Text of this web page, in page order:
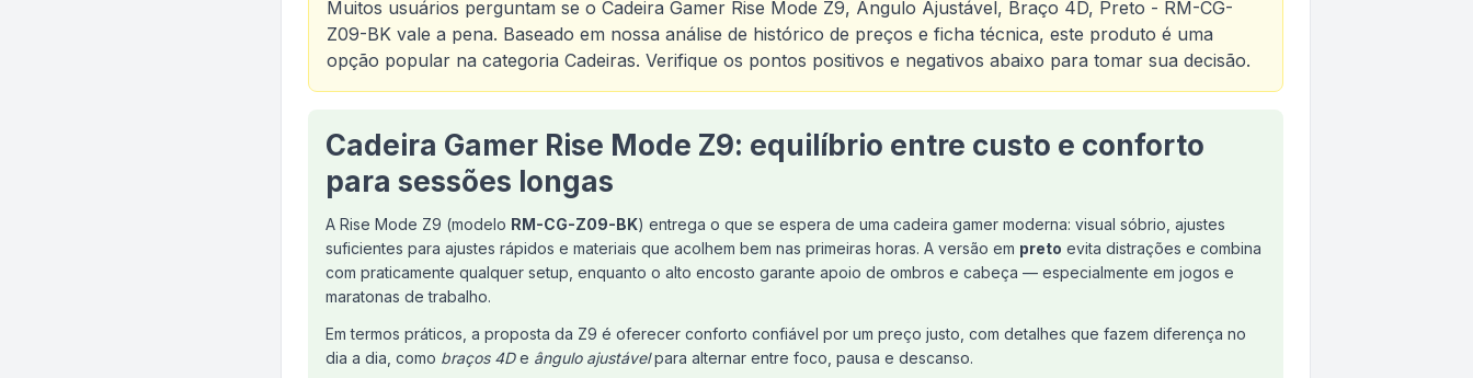
Muitos usuários perguntam se o Cadeira Gamer Rise Mode Z9, Ângulo Ajustável, Braço 4D, Preto - RM-CG-
Z09-BK vale a pena. Baseado em nossa análise de histórico de preços e ficha técnica, este produto é uma
opção popular na categoria Cadeiras. Verifique os pontos positivos e negativos abaixo para tomar sua decisão.
Análise do produtoCadeira Gamer Rise Mode Z9, Ângulo Ajustável, Braço 4D, Preto - RM-CG-Z09-BK
Cadeira Gamer Rise Mode Z9: equilíbrio entre custo e conforto
para sessões longas
A Rise Mode Z9 (modelo RM-CG-Z09-BK) entrega o que se espera de uma cadeira gamer moderna: visual sóbrio, ajustes
suficientes para ajustes rápidos e materiais que acolhem bem nas primeiras horas. A versão em preto evita distrações e combina
com praticamente qualquer setup, enquanto o alto encosto garante apoio de ombros e cabeça — especialmente em jogos e
maratonas de trabalho.
Em termos práticos, a proposta da Z9 é oferecer conforto confiável por um preço justo, com detalhes que fazem diferença no
dia a dia, como braços 4De ângulo ajustávelpara alternar entre foco, pausa e descanso.